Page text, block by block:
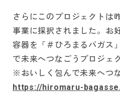
さらにこのプロジェクトは
事業に採択されました。お
容器を「＃ひろまるバガス
で未来へつなごうプロジェ
※おいしく包んで未来へつ
https://hiromaru-